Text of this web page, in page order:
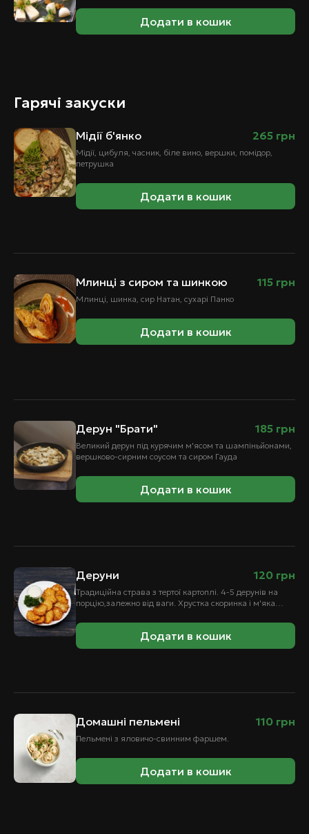
страву ідеальним вибором…
Додати в кошик
Гарячі закуски
Мідії б'янко 265 грн
Мідії, цибуля, часник, біле вино, вершки, помідор,
петрушка
Додати в кошик
Млинці з сиром та шинкою 115 грн
Млинці, шинка, сир Натан, сухарі Панко
Додати в кошик
Дерун "Брати" 185 грн
Великий дерун під курячим м'ясом та шампіньйонами,
вершково-сирним соусом та сиром Гауда
Додати в кошик
Деруни 120 грн
Традиційна страва з тертої картоплі. 4-5 дерунів на
порцію,залежно від ваги. Хрустка скоринка і м'яка
Подаються…
Додати в кошик
Домашні пельмені 110 грн
Пельмені з яловичо-свинним фаршем.
Додати в кошик